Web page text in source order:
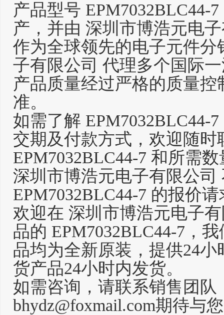
产品型号 EPM7032BLC44-
产，并由 深圳市博浩元电
作为全球领先的电子元件
子有限公司 代理多个国际
产品质量经过严格的质量
准。
如需了解 EPM7032BLC44-
交期及付款方式，欢迎随
EPM7032BLC44-7 和所需
深圳市博浩元电子有限公
EPM7032BLC44-7 的报价
欢迎在 深圳市博浩元电子
品的 EPM7032BLC44-7，
品均为全新原装，提供24
货产品24小时内发货。
如需咨询，请联系销售团队
bhydz@foxmail.com期待与